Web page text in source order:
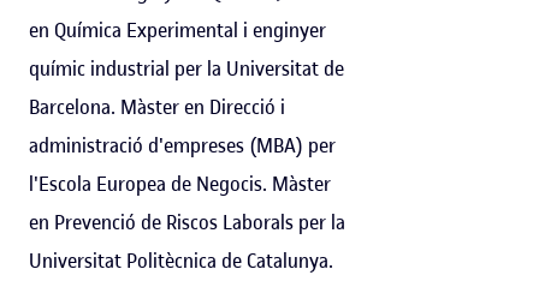
en Química Experimental i enginyer
químic industrial per la Universitat de
Barcelona. Màster en Direcció i
administració d'empreses (MBA) per
l'Escola Europea de Negocis. Màster
en Prevenció de Riscos Laborals per la
Universitat Politècnica de Catalunya.